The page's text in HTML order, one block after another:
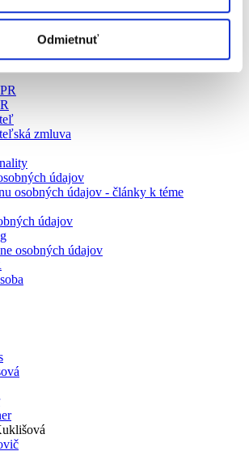
Odmietnuť
údajov
zmluva
údajov
osobných údajov - články k téme
údajov
osobných údajov